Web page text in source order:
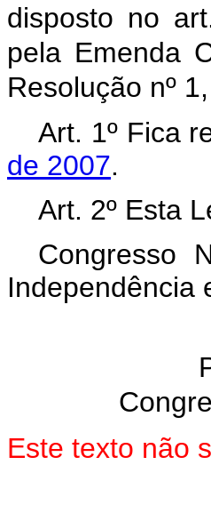
disposto no
pela Emenda
Resolução nº
Art. 1º Fica
de 2007.
Art. 2º Esta
Congresso
Independência
Este texto não